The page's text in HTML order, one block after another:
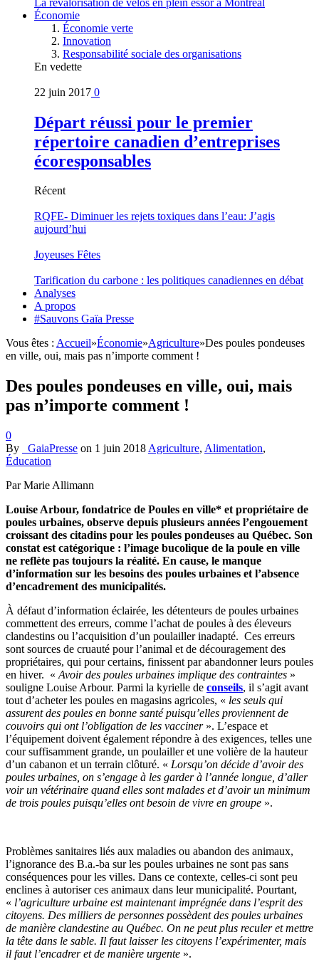
Économie
Économie verte
Innovation
Responsabilité sociale des organisations
En vedette
22 juin 2017 0
Départ réussi pour le premier
répertoire canadien d’entreprises
écoresponsables
Récent
RQFE- Diminuer les rejets toxiques dans l’eau: J’agis
aujourd’hui
Joyeuses Fêtes
Tarification du carbone : les politiques canadiennes en débat
Analyses
A propos
#Sauvons Gaïa Presse
Vous êtes : Accueil»Économie»Agriculture»Des poules pondeuses
en ville, oui, mais pas n’importe comment !
Des poules pondeuses en ville, oui, mais
pas n’importe comment !
0
By
_GaiaPresse on 1 juin 2018 Agriculture, Alimentation,
Éducation
Par Marie Allimann
Louise Arbour, fondatrice de Poules en ville* et propriétaire de
poules urbaines, observe depuis plusieurs années l’engouement
croissant des citadins pour les poules pondeuses au Québec. Son
constat est catégorique : l’image bucolique de la poule en ville
ne reflète pas toujours la réalité. En cause, le manque
d’information sur les besoins des poules urbaines et l’absence
d’encadrement des municipalités.
À défaut d’information éclairée, les détenteurs de poules urbaines
commettent des erreurs, comme l’achat de poules à des éleveurs
clandestins ou l’acquisition d’un poulailler inadapté. Ces erreurs
sont sources de cruauté pour l’animal et de découragement des
propriétaires, qui pour certains, finissent par abandonner leurs poules
en hiver. « Avoir des poules urbaines implique des contraintes »
souligne Louise Arbour. Parmi la kyrielle de conseils, il s’agit avant
tout d’acheter les poules en magasins agricoles, « les seuls qui
assurent des poules en bonne santé puisqu’elles proviennent de
couvoirs qui ont l’obligation de les vacciner». L’espace et
l’équipement doivent également répondre à des exigences, telles une
cour suffisamment grande, un poulailler et une volière de la hauteur
d’un cabanon et un terrain clôturé. « Lorsqu’on décide d’avoir des
poules urbaines, on s’engage à les garder à l’année longue, d’aller
voir un vétérinaire quand elles sont malades et d’avoir un minimum
de trois poules puisqu’elles ont besoin de vivre en groupe ».
Problèmes sanitaires liés aux maladies ou abandon des animaux,
l’ignorance des B.a.-ba sur les poules urbaines ne sont pas sans
conséquences pour les villes. Dans ce contexte, celles-ci sont peu
enclines à autoriser ces animaux dans leur municipalité. Pourtant,
« l’agriculture urbaine est maintenant imprégnée dans l’esprit des
citoyens. Des milliers de personnes possèdent des poules urbaines
de manière clandestine au Québec. On ne peut plus reculer et mettre
la tête dans le sable. Il faut laisser les citoyens l’expérimenter, mais
il faut l’encadrer et de manière urgente ».